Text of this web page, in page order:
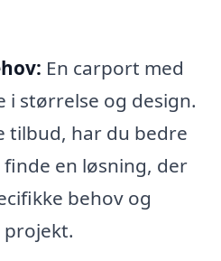
En carport med
i størrelse og design.
tilbud, har du bedre
en løsning, der
behov og